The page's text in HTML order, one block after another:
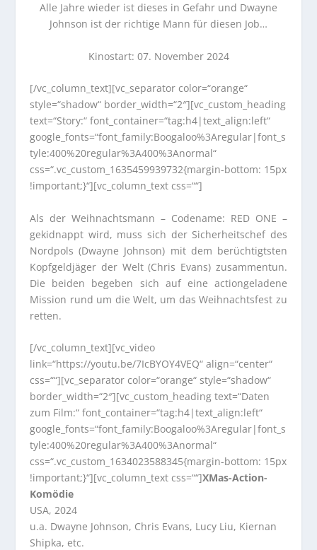
Alle Jahre wieder ist dieses in Gefahr und Dwayne
Johnson ist der richtige Mann für diesen Job…
Kinostart: 07. November 2024
[/vc_column_text][vc_separator color=“orange“
style=“shadow“ border_width=“2″][vc_custom_heading
text=“Story:“ font_container=“tag:h4|text_align:left“
google_fonts=“font_family:Boogaloo%3Aregular|font_s
tyle:400%20regular%3A400%3Anormal“
css=“.vc_custom_1635459939732{margin-bottom: 15px
!important;}“][vc_column_text css=““]
Als der Weihnachtsmann – Codename: RED ONE –
gekidnappt wird, muss sich der Sicherheitschef des
Nordpols (Dwayne Johnson) mit dem berüchtigtsten
Kopfgeldjäger der Welt (Chris Evans) zusammentun.
Die beiden begeben sich auf eine actiongeladene
Mission rund um die Welt, um das Weihnachtsfest zu
retten.
[/vc_column_text][vc_video
link=“https://youtu.be/7IcBYOY4VEQ“ align=“center“
css=““][vc_separator color=“orange“ style=“shadow“
border_width=“2″][vc_custom_heading text=“Daten
zum Film:“ font_container=“tag:h4|text_align:left“
google_fonts=“font_family:Boogaloo%3Aregular|font_s
tyle:400%20regular%3A400%3Anormal“
css=“.vc_custom_1634023588345{margin-bottom: 15px
!important;}“][vc_column_text css=““]XMas-Action-
Komödie
USA, 2024
u.a. Dwayne Johnson, Chris Evans, Lucy Liu, Kiernan
Shipka, etc.